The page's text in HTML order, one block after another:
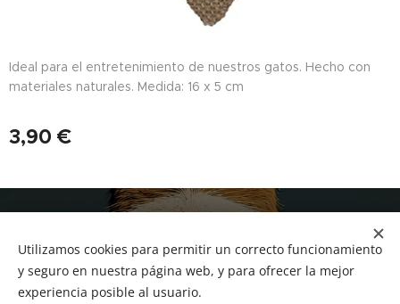
Ideal para el entretenimiento de nuestros gatos. Hecho con
materiales naturales. Medida: 16 x 5 cm
3,90 €
Tf.666351543
Utilizamos cookies para permitir un correcto funcionamiento
y seguro en nuestra página web, y para ofrecer la mejor
experiencia posible al usuario.